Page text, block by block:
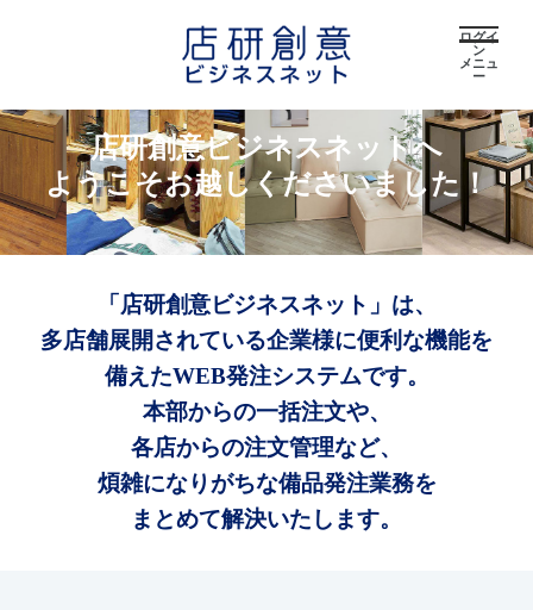
ログイ
ン
メニュ
ー
店研創意ビジネスネットへ
ようこそお越しくださいました！
「店研創意ビジネスネット」は、
多店舗展開されている企業様に便利な機能を
備えたWEB発注システムです。
本部からの一括注文や、
各店からの注文管理など、
煩雑になりがちな備品発注業務を
まとめて解決いたします。